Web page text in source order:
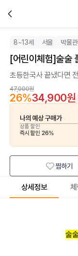
8~13세 서울 박물
[어린이체험]술술
초등한국사 끝냈다면
47,000원
26%34,900원
나의 예상 구매가
상품 할인
즉시 할인 26%
찜하기
상세정보 체
술